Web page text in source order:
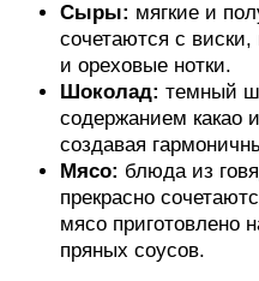
Сыры: мягкие и
сочетаются с
и ореховые нотки.
Шоколад: темный
содержанием какао
создавая
Мясо: блюда из
прекрасно
мясо приготовлено
пряных соусов.